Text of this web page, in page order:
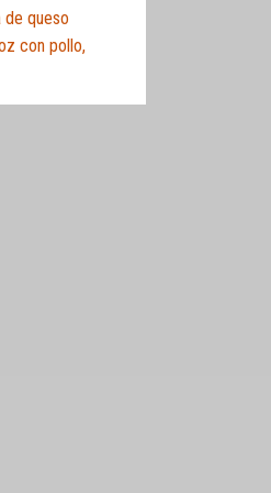
de queso
con pollo,